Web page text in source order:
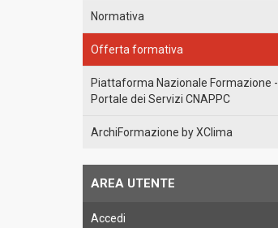
Normativa
Offerta formativa
Piattaforma Nazionale Formazione -
Portale dei Servizi CNAPPC
ArchiFormazione by XClima
AREA UTENTE
Accedi